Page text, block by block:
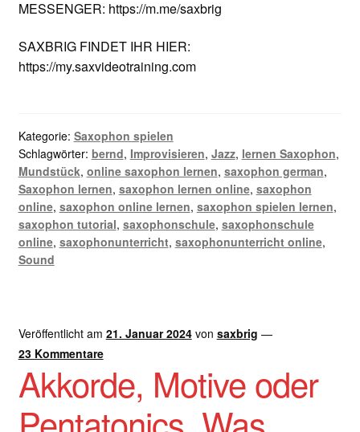
MESSENGER: https://m.me/saxbrig
SAXBRIG FINDET IHR HIER:
https://my.saxvideotraining.com
Kategorie: Saxophon spielen
Schlagwörter: bernd, Improvisieren, Jazz, lernen Saxophon,
Mundstück, online saxophon lernen, saxophon german,
Saxophon lernen, saxophon lernen online, saxophon
online, saxophon online lernen, saxophon spielen lernen,
saxophon tutorial, saxophonschule, saxophonschule
online, saxophonunterricht, saxophonunterricht online,
Sound
Veröffentlicht am 21. Januar 2024 von saxbrig —
23 Kommentare
Akkorde, Motive oder